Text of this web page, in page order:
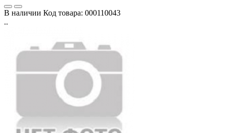
В наличии Код товара: 000110043
..